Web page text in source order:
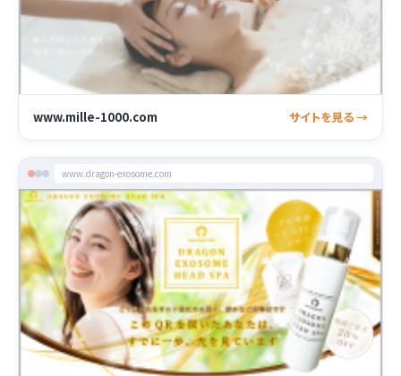
www.mille-1000.com サイトを見る →
www.dragon-exosome.com